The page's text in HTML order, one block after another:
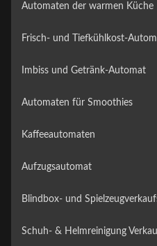
Automaten der warmen Küche
Frisch- und Tiefkühlkost-
Imbiss und Getränk-Automat
Automaten für Smoothies
Kaffeeautomaten
Aufzugsautomat
Blindbox- und
Schuh- & Helmreinigung